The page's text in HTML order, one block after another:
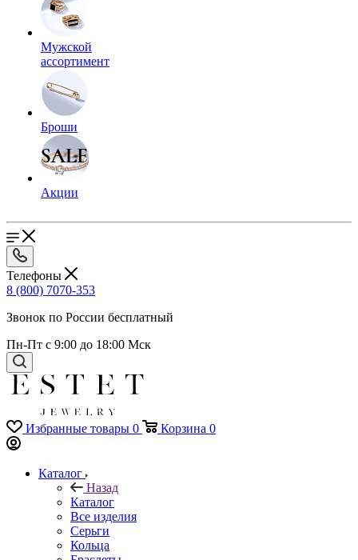
Мужской
ассортимент
Броши
Акции
Телефоны
8 (800) 7070-353
Звонок по России бесплатный
Пн-Пт с 9:00 до 18:00 Мск
Избранные товары 0 Корзина 0
Каталог
Назад
Каталог
Все изделия
Серьги
Кольца